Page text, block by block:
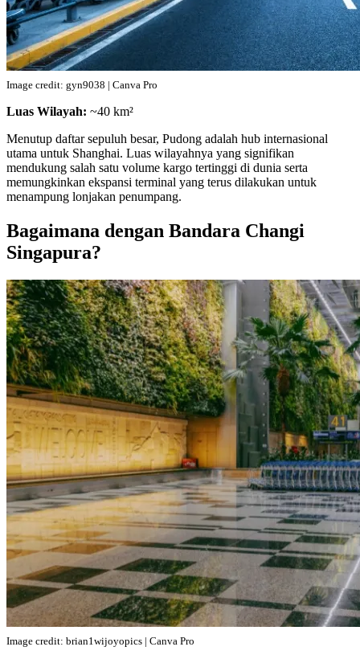
Image credit: gyn9038 | Canva Pro
Luas Wilayah: ~40 km²
Menutup daftar sepuluh besar, Pudong adalah hub internasional
utama untuk Shanghai. Luas wilayahnya yang signifikan
mendukung salah satu volume kargo tertinggi di dunia serta
memungkinkan ekspansi terminal yang terus dilakukan untuk
menampung lonjakan penumpang.
Bagaimana dengan Bandara Changi
Singapura?
Image credit: brian1wijoyopics | Canva Pro